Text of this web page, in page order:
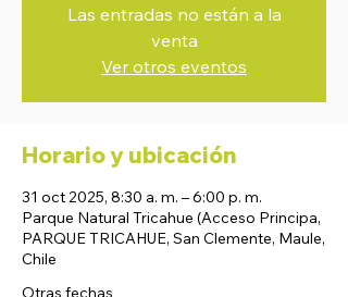
Las entradas no están a la
venta
Ver otros eventos
Horario y ubicación
31 oct 2025, 8:30 a. m. – 6:00 p. m.
Parque Natural Tricahue (Acceso Principa,
PARQUE TRICAHUE, San Clemente, Maule,
Chile
Otras fechas